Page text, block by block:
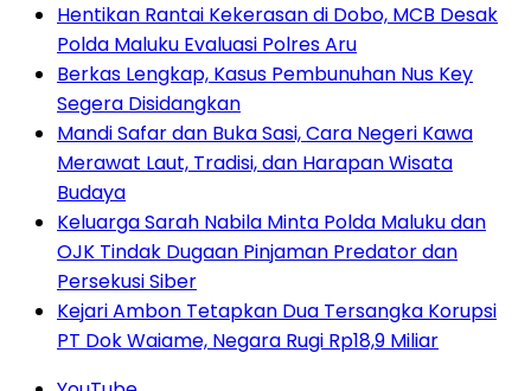
Hentikan Rantai Kekerasan di Dobo, MCB Desak
Polda Maluku Evaluasi Polres Aru
Berkas Lengkap, Kasus Pembunuhan Nus Key
Segera Disidangkan
Mandi Safar dan Buka Sasi, Cara Negeri Kawa
Merawat Laut, Tradisi, dan Harapan Wisata
Budaya
Keluarga Sarah Nabila Minta Polda Maluku dan
OJK Tindak Dugaan Pinjaman Predator dan
Persekusi Siber
Kejari Ambon Tetapkan Dua Tersangka Korupsi
PT Dok Waiame, Negara Rugi Rp18,9 Miliar